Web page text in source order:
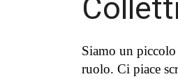
Siamo un
ruolo. Ci piace